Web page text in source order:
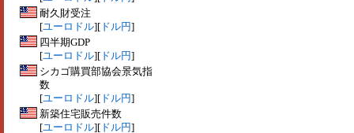
耐久財受注
[ユーロドル][ ドル円]
四半期GDP
[ユーロドル][ ドル円]
シカゴ購買部協会景気指
数
[ユーロドル][ ドル円]
新築住宅販売件数
[ユーロドル][ ドル円]